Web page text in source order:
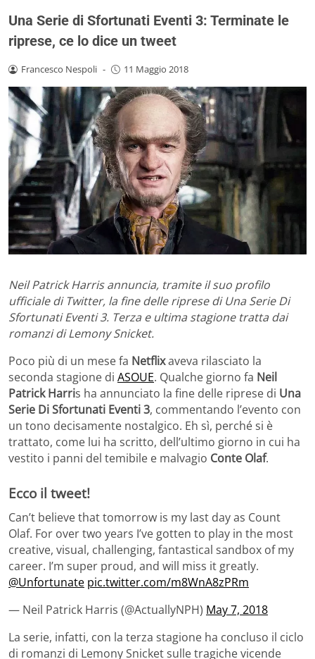
Una Serie di Sfortunati Eventi 3: Terminate le
riprese, ce lo dice un tweet
Francesco Nespoli - 11 Maggio 2018
Neil Patrick Harris annuncia, tramite il suo profilo
ufficiale di Twitter, la fine delle riprese di Una Serie Di
Sfortunati Eventi 3. Terza e ultima stagione tratta dai
romanzi di Lemony Snicket.
Poco più di un mese fa Netflixaveva rilasciato la
seconda stagione di ASOUE. Qualche giorno fa Neil
Patrick Harris ha annunciato la fine delle riprese di Una
Serie Di Sfortunati Eventi 3, commentando l’evento con
un tono decisamente nostalgico. Eh sì, perché si è
trattato, come lui ha scritto, dell’ultimo giorno in cui ha
vestito i panni del temibile e malvagio Conte Olaf.
Ecco il tweet!
Can’t believe that tomorrow is my last day as Count
Olaf. For over two years I’ve gotten to play in the most
creative, visual, challenging, fantastical sandbox of my
career. I’m super proud, and will miss it greatly.
@Unfortunate pic.twitter.com/m8WnA8zPRm
— Neil Patrick Harris (@ActuallyNPH) May 7, 2018
La serie, infatti, con la terza stagione ha concluso il ciclo
di romanzi di Lemony Snicket sulle tragiche vicende